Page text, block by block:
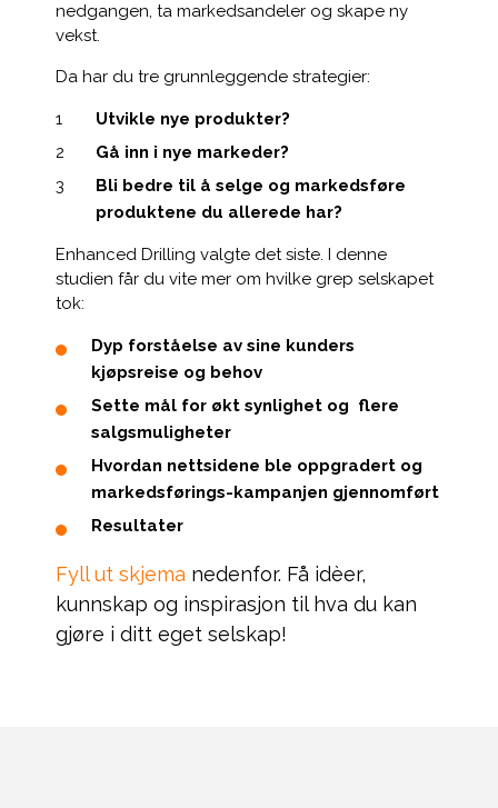
nedgangen, ta markedsandeler og skape ny
vekst.
Da har du tre grunnleggende strategier:
Utvikle nye produkter?
Gå inn i nye markeder?
Bli bedre til å selge og markedsføre
produktene du allerede har?
Enhanced Drilling valgte det siste. I denne
studien får du vite mer om hvilke grep selskapet
tok:
Dyp forståelse av sine kunders
kjøpsreise og behov
Sette mål for økt synlighet og flere
salgsmuligheter
Hvordan nettsidene ble oppgradert og
markedsførings-kampanjen gjennomført
Resultater
Fyll ut skjema nedenfor. Få idèer,
kunnskap og inspirasjon til hva du kan
gjøre i ditt eget selskap!